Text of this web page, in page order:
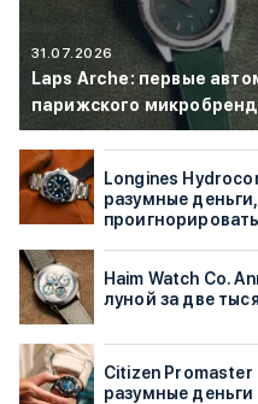
31.07.2026
Laps Arche: первые
парижского
Longines
разумные
проигнорировать
Haim Watch Co.
луной за две
Citizen Promaster
разумные деньги